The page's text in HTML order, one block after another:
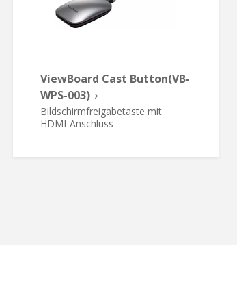
ViewBoard Cast Button(VB-
WPS-003)
Bildschirmfreigabetaste mit
HDMI-Anschluss